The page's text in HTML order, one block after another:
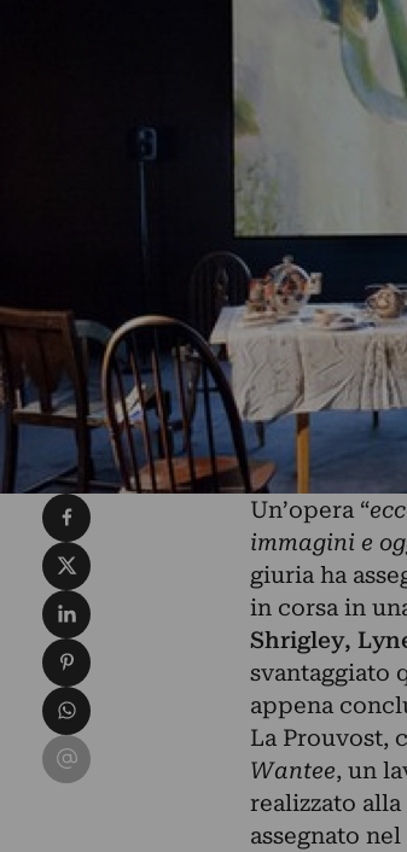
Un’opera “
immagini e
giuria ha
in corsa in
Shrigley,
svantaggiato
appena
La Prouvost,
Wantee, un
realizzato
assegnato
Condividi su Facebook
Condividi su X
Condividi su LinkedIn
Condividi su Pinterest
Condividi su WhatsApp
Condividi su Email